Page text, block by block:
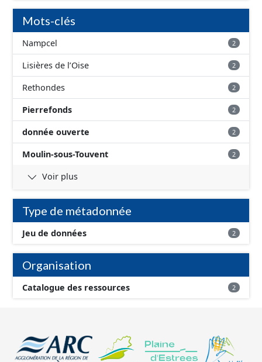
Mots-clés
Nampcel 2
Lisières de l’Oise 2
Rethondes 2
Pierrefonds 2
donnée ouverte 2
Moulin-sous-Touvent 2
Voir plus
Type de métadonnée
Jeu de données 2
Organisation
Catalogue des ressources 2